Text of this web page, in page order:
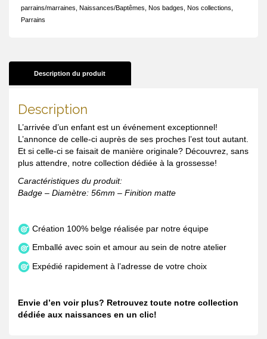
parrains/marraines Naissances/Baptêmes Nos badges Nos collections
Parrains
Description du produit
Description
L’arrivée d’un enfant est un événement exceptionnel!
L’annonce de celle-ci auprès de ses proches l’est tout autant.
Et si celle-ci se faisait de manière originale? Découvrez, sans
plus attendre, notre collection dédiée à la grossesse!
Caractéristiques du produit:
Badge – Diamètre: 56mm – Finition matte
Création 100% belge réalisée par notre équipe
Emballé avec soin et amour au sein de notre atelier
Expédié rapidement à l’adresse de votre choix
Envie d’en voir plus? Retrouvez toute notre collection
dédiée aux naissances en un clic!